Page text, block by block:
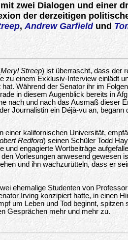
zwei Dialogen und einer
der derzeitigen
,Andrew Garfieldund
Meryl Streep) ist überrascht, dass der
zu einem Exklusiv-Interview einlädt
Während der Senator ihr im
in diesem Augenblick bereits in
nach und nach das Ausmaß dieser
Journalistin ein Déjà-vu an, begann
einer kalifornischen Universität,
Redford) seinen Schüler Todd
und engagierte Wortbeiträge
Vorlesungen anwesend gewesen
und ihn wachzurütteln, dass er
ehemalige Studenten von
Irving konzipiert hatte, in einen
um Leben und Tod beginnt, spitzen
Gesprächen mehr und mehr zu.